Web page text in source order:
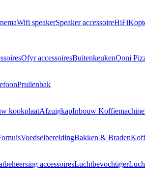
Wifi speakerSpeaker accessoireHiFi
Ofyr accessoiresBuitenkeukenOoni
Prullenbak
kookplaatAfzuigkapInbouw Koffiemachine
VoedselbereidingBakken & Braden
accessoiresLuchtbevochtiger